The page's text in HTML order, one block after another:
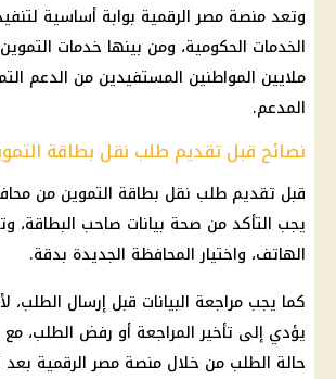
وتعد منصة مصر الرقمية بوابة أساسية
الخدمات الحكومية، ومن بينها خدمات
ملايين المواطنين المستفيدين من الدعم
المدعم.
نصائح قبل تقديم طلب نقل بطاقة
قبل تقديم طلب نقل بطاقة التموين من
يجب التأكد من صحة بيانات صاحب البطاقة،
الهاتف، واختيار المحافظة الجديدة بدقة.
كما يجب مراجعة البيانات قبل إرسال الطلب،
يؤدي إلى تأخير المراجعة أو رفض الطلب، مع
حالة الطلب من خلال منصة مصر الرقمية بعد